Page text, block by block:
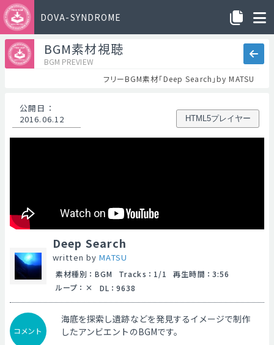
DOVA-SYNDROME
BGM素材視聴
BGM PREVIEW
フリーBGM素材「Deep Search」by MATSU
公開日 ：
2016.06.12
HTML5プレイヤー
Deep Search
written byMATSU
素材種別 ： BGM Tracks ： 1/1 再生時間 ： 3:56
ループ ： DL ： 9638
コメント
海底を探索し遺跡などを発見するイメージで制作
したアンビエントのBGMです。